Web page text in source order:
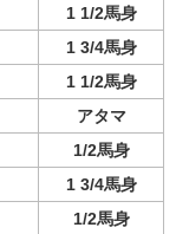
1 1/2馬身
1 3/4馬身
1 1/2馬身
アタマ
1/2馬身
1 3/4馬身
1/2馬身